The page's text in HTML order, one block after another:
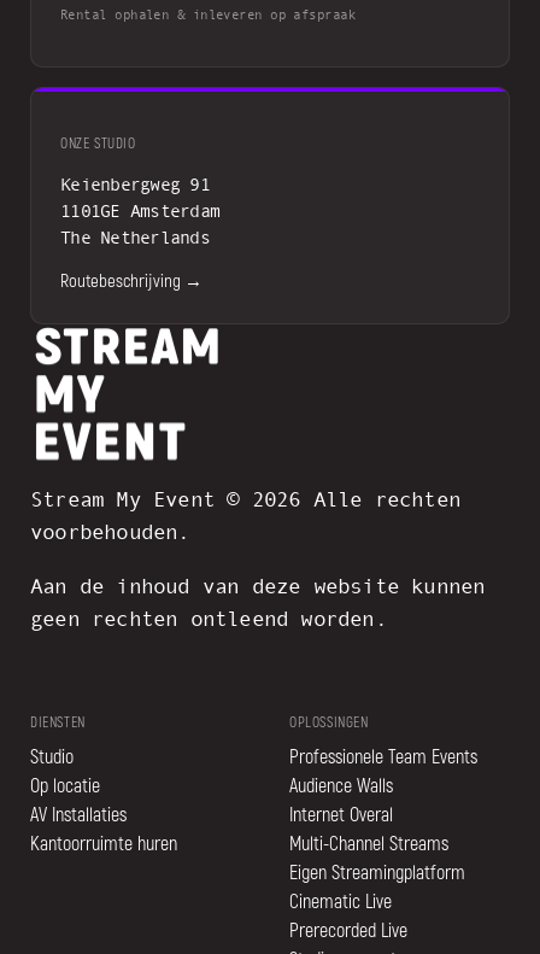
Rental ophalen & inleveren op afspraak
ONZE STUDIO
Keienbergweg 91
1101GE Amsterdam
The Netherlands
Routebeschrijving →
Stream My Event © 2026 Alle rechten
voorbehouden.
Aan de inhoud van deze website kunnen
geen rechten ontleend worden.
DIENSTEN
Studio
Op locatie
AV Installaties
Kantoorruimte huren
OPLOSSINGEN
Professionele Team Events
Audience Walls
Internet Overal
Multi-Channel Streams
Eigen Streamingplatform
Cinematic Live
Prerecorded Live